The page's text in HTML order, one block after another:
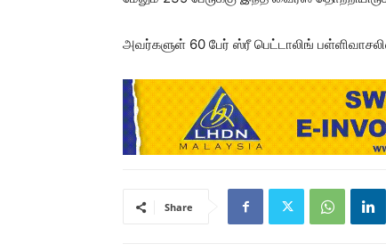
அவர்களுள் 60 பேர் ஸ்ரீ பெட்டாலிங்
Share